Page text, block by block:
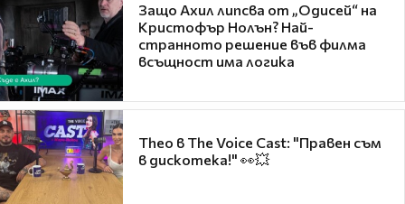
Защо Ахил липсва от „Одисей“ на
Кристофър Нолън? Най-
странното решение във филма
всъщност има логика
Theo в The Voice Cast: "Правен съм
в дискотека!" 👀💥